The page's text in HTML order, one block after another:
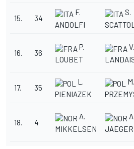
15. 34
F.
ANDOLFI
S.
16. 36
P.
LOUBET
V.
17. 35
L.
PIENIAZEK
M.
18. 4
A.
MIKKELSEN
A.
JAEGER